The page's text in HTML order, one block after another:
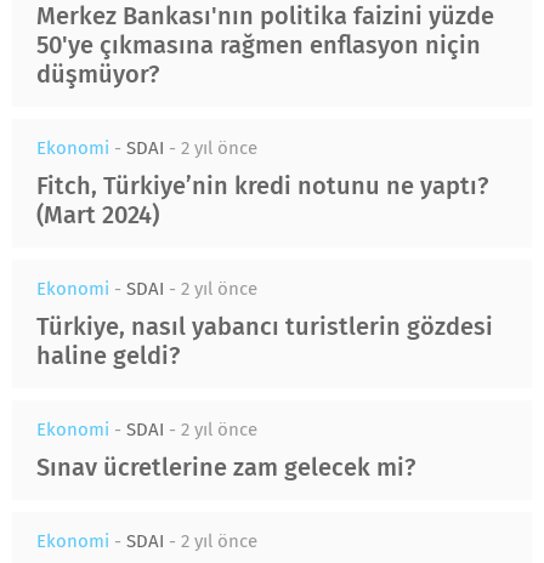
Merkez Bankası'nın politika faizini yüzde
50'ye çıkmasına rağmen enflasyon niçin
düşmüyor?
Ekonomi - SDAI - 2 yıl önce
Fitch, Türkiye’nin kredi notunu ne yaptı?
(Mart 2024)
Ekonomi - SDAI - 2 yıl önce
Türkiye, nasıl yabancı turistlerin gözdesi
haline geldi?
Ekonomi - SDAI - 2 yıl önce
Sınav ücretlerine zam gelecek mi?
Ekonomi - SDAI - 2 yıl önce